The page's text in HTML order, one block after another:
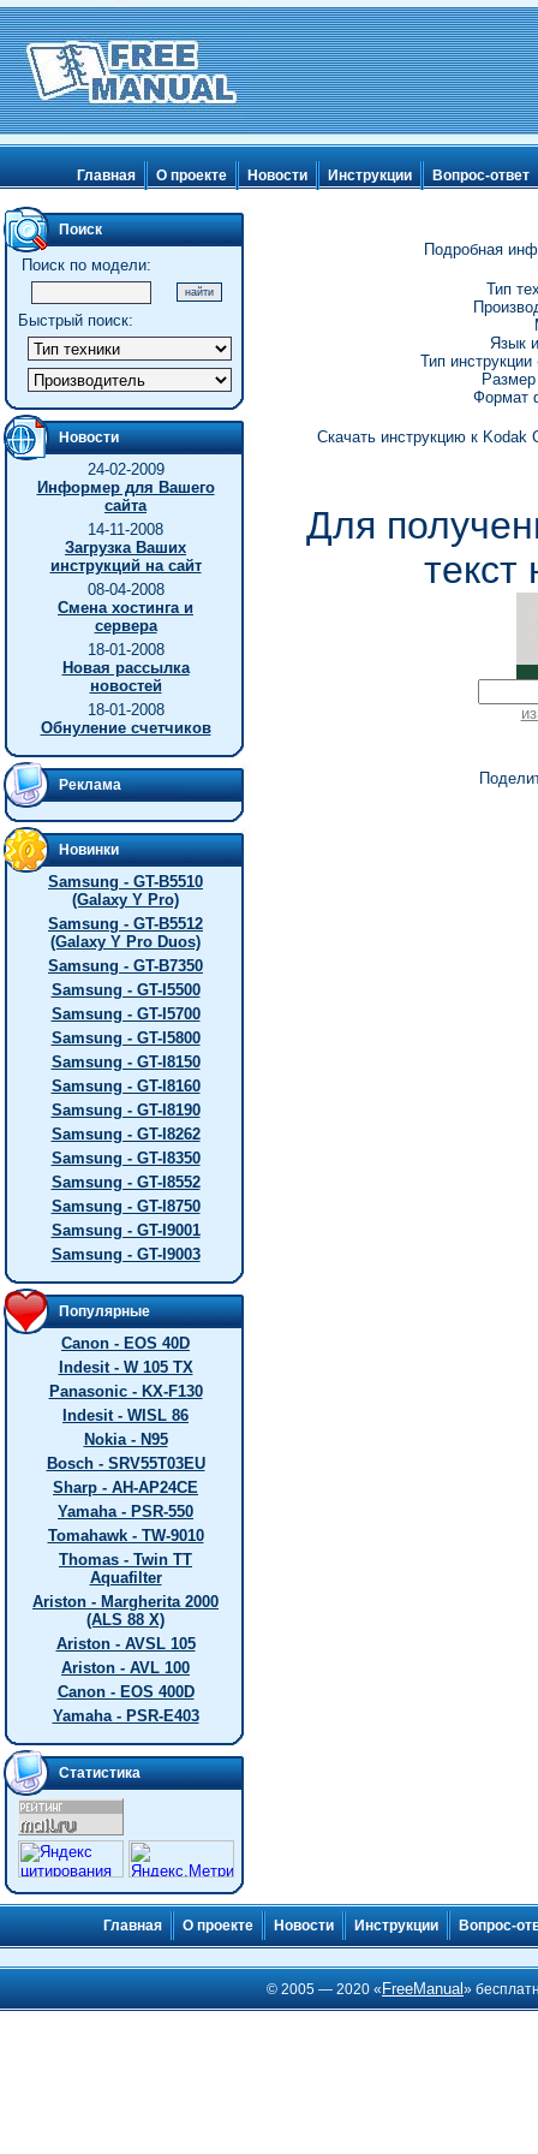
Главная О проекте Новости Инструкции Вопрос-ответ
Поиск
Поиск по модели:
Быстрый поиск:
Новости
24-02-2009
Информер для Вашего
сайта
14-11-2008
Загрузка Ваших
инструкций на сайт
08-04-2008
Смена хостинга и
сервера
18-01-2008
Новая рассылка
новостей
18-01-2008
Обнуление счетчиков
Реклама
Новинки
Samsung - GT-B5510
(Galaxy Y Pro)
Samsung - GT-B5512
(Galaxy Y Pro Duos)
Samsung - GT-B7350
Samsung - GT-I5500
Samsung - GT-I5700
Samsung - GT-I5800
Samsung - GT-I8150
Samsung - GT-I8160
Samsung - GT-I8190
Samsung - GT-I8262
Samsung - GT-I8350
Samsung - GT-I8552
Samsung - GT-I8750
Samsung - GT-I9001
Samsung - GT-I9003
Популярные
Canon - EOS 40D
Indesit - W 105 TX
Panasonic - KX-F130
Indesit - WISL 86
Nokia - N95
Bosch - SRV55T03EU
Sharp - AH-AP24CE
Yamaha - PSR-550
Tomahawk - TW-9010
Thomas - Twin TT
Aquafilter
Ariston - Margherita 2000
(ALS 88 X)
Ariston - AVSL 105
Ariston - AVL 100
Canon - EOS 400D
Yamaha - PSR-E403
Статистика
Подробная
Тип
Язык
Тип
Формат
Скачать инструкцию к Kodak
Для
текст
Главная О проекте Новости Инструкции Вопрос-
© 2005 — 2020 « FreeManual»